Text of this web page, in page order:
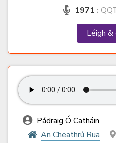
1971 :
Léigh
Pádraig Ó Catháin
An Cheathrú Rua